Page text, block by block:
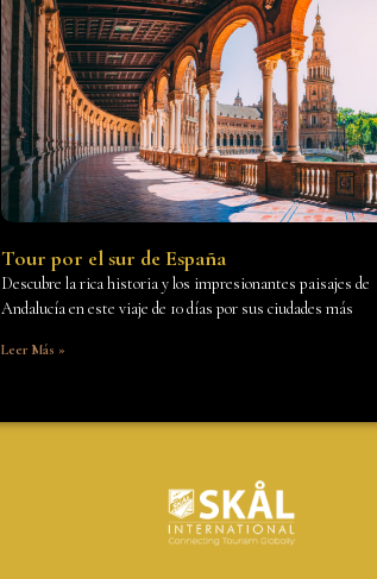
Tour por el sur de España
Descubre la rica historia y los impresionantes paisajes de
Andalucía en este viaje de 10 días por sus ciudades más
Leer Más »